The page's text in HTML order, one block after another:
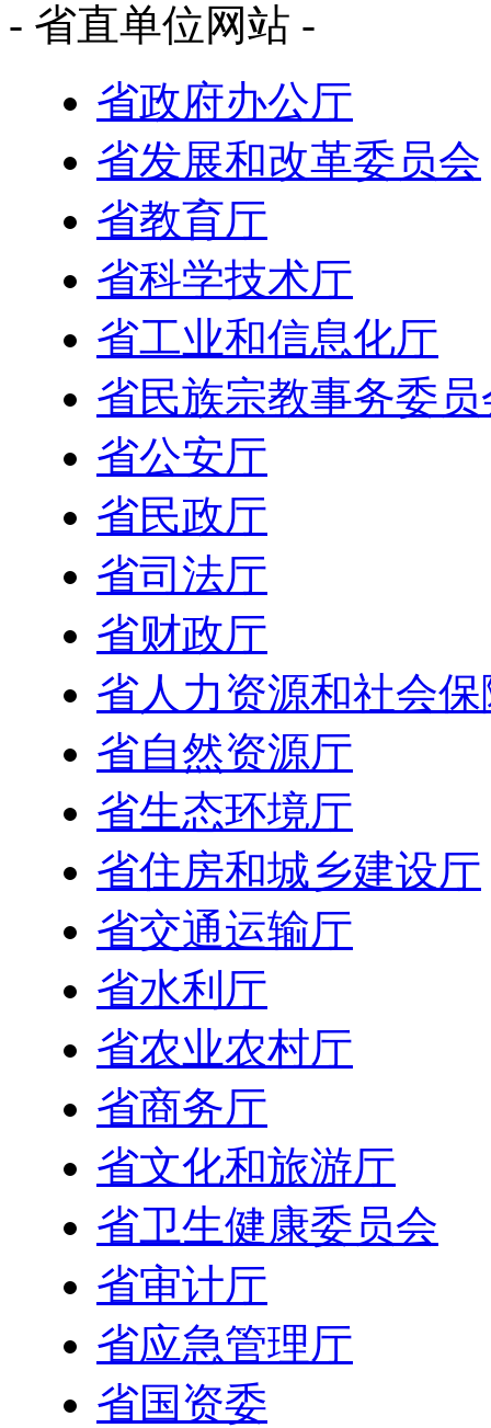
- 省直单位网站 -
省政府办公厅
省发展和改革委员会
省教育厅
省科学技术厅
省工业和信息化厅
省民族宗教事务委员
省公安厅
省民政厅
省司法厅
省财政厅
省人力资源和社会
省自然资源厅
省生态环境厅
省住房和城乡建设厅
省交通运输厅
省水利厅
省农业农村厅
省商务厅
省文化和旅游厅
省卫生健康委员会
省审计厅
省应急管理厅
省国资委